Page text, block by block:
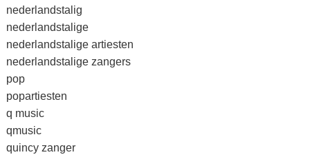
nederlandstalig
nederlandstalige
nederlandstalige artiesten
nederlandstalige zangers
pop
popartiesten
q music
qmusic
quincy zanger